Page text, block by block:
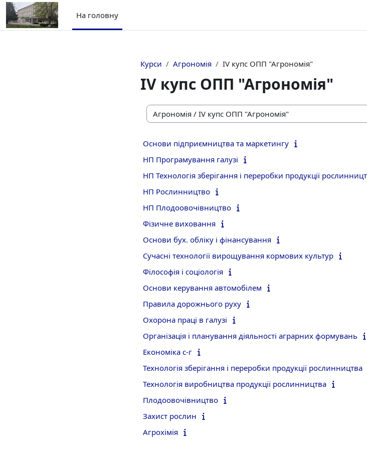
Перейти до головного вмісту
На головну
Курси Агрономія ІV купс ОПП "Агрономія"
ІV купс ОПП "Агрономія"
Категорії курсів
Основи підприємництва та маркетингу
НП Програмування галузі
НП Технологія зберігання і переробки продукції
НП Рослинництво
НП Плодоовочівництво
Фізичне виховання
Основи бух. обліку і фінансування
Сучасні технології вирощування кормових культур
Філософія і соціологія
Основи керування автомобілем
Правила дорожнього руху
Охорона праці в галузі
Організація і планування діяльності аграрних формувань
Економіка с-г
Технологія зберігання і переробки продукції рослинництва
Технологія виробництва продукції рослинництва
Плодоовочівництво
Захист рослин
Агрохімія